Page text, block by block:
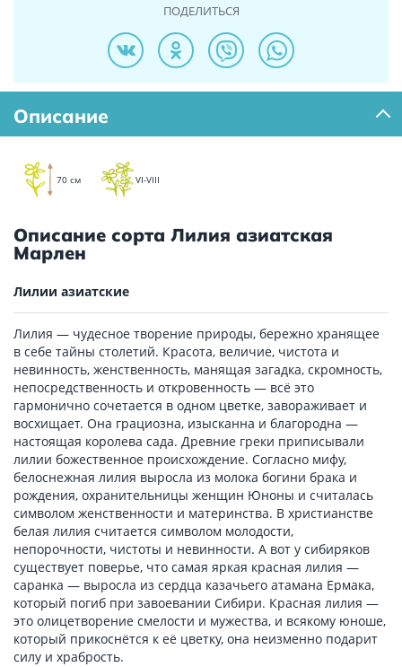
ПОДЕЛИТЬСЯ
Описание
70 см VI-VIII
Описание сорта Лилия азиатская
Марлен
Лилии азиатские
Лилия — чудесное творение природы, бережно хранящее
в себе тайны столетий. Красота, величие, чистота и
невинность, женственность, манящая загадка, скромность,
непосредственность и откровенность — всё это
гармонично сочетается в одном цветке, завораживает и
восхищает. Она грациозна, изысканна и благородна —
настоящая королева сада. Древние греки приписывали
лилии божественное происхождение. Согласно мифу,
белоснежная лилия выросла из молока богини брака и
рождения, охранительницы женщин Юноны и считалась
символом женственности и материнства. В христианстве
белая лилия считается символом молодости,
непорочности, чистоты и невинности. А вот у сибиряков
существует поверье, что самая яркая красная лилия —
саранка — выросла из сердца казачьего атамана Ермака,
который погиб при завоевании Сибири. Красная лилия —
это олицетворение смелости и мужества, и всякому юноше,
который прикоснётся к её цветку, она неизменно подарит
силу и храбрость.